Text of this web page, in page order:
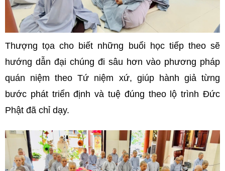
Thượng tọa cho biết những buổi học tiếp theo sẽ
hướng dẫn đại chúng đi sâu hơn vào phương pháp
quán niệm theo Tứ niệm xứ, giúp hành giả từng
bước phát triển định và tuệ đúng theo lộ trình Đức
Phật đã chỉ dạy.